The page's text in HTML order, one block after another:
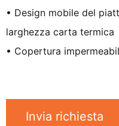
• Design mobile del
larghezza carta termica
• Copertura
Invia richiesta